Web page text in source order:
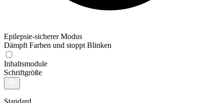
Epilepsie-sicherer Modus
Dämpft Farben und stoppt Blinken
Inhaltsmodule
Schriftgröße